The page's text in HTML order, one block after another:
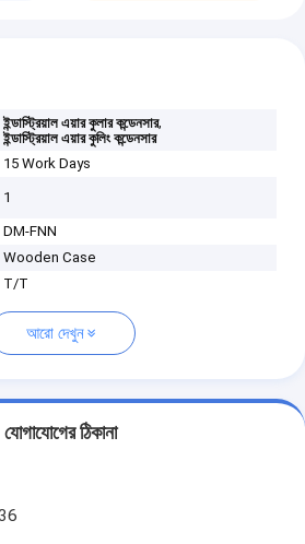
ইন্ডাস্ট্রিয়াল এয়ার কুলার কন্ডেনসার,
ইন্ডাস্ট্রিয়াল এয়ার কুলিং কন্ডেনসার
15 Work Days
1
DM-FNN
Wooden Case
T/T
আরো দেখুন
যোগাযোগের ঠিকানা